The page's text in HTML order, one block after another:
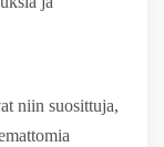
niin suosittuja,